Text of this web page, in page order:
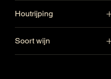
Houtrijping
Houtrijping
Soort wijn